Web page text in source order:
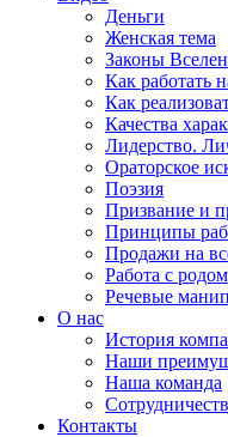
Деньги
Женская тема
Законы
Как работать
Как
Качества
Лидерство.
Ораторское
Поэзия
Призвание и
Принципы
Продажи на
Работа с родом
Речевые
О нас
История
Наши
Наша команда
Контакты